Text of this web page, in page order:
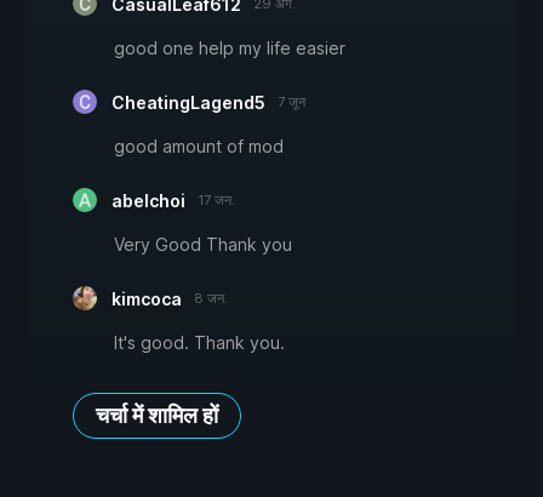
CasualLeaf612 29 अग.
good one help my life easier
CheatingLagend5 7 जून
good amount of mod
abelchoi 17 जन.
Very Good Thank you
kimcoca 8 जन.
It's good. Thank you.
चर्चा में शामिल हों